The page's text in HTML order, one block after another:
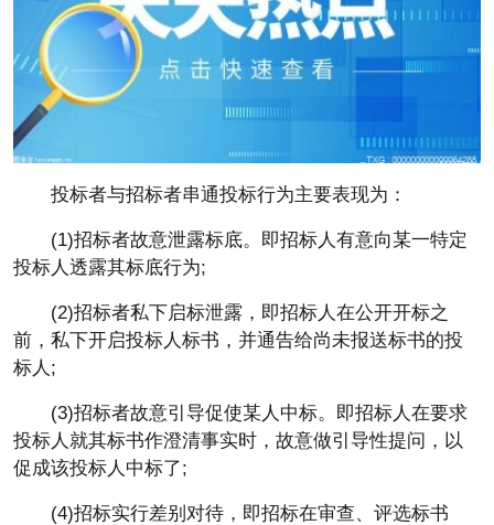
投标者与招标者串通投标行为主要表现为：
(1)招标者故意泄露标底。即招标人有意向某一特定
投标人透露其标底行为;
(2)招标者私下启标泄露，即招标人在公开开标之
前，私下开启投标人标书，并通告给尚未报送标书的投
标人;
(3)招标者故意引导促使某人中标。即招标人在要求
投标人就其标书作澄清事实时，故意做引导性提问，以
促成该投标人中标了;
(4)招标实行差别对待，即招标在审查、评选标书